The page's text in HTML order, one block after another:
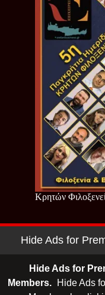
Κρητών
Copyright © 2026 - Cretan
Hide Ads for
Hide Ads for
Members.
Hide Ads